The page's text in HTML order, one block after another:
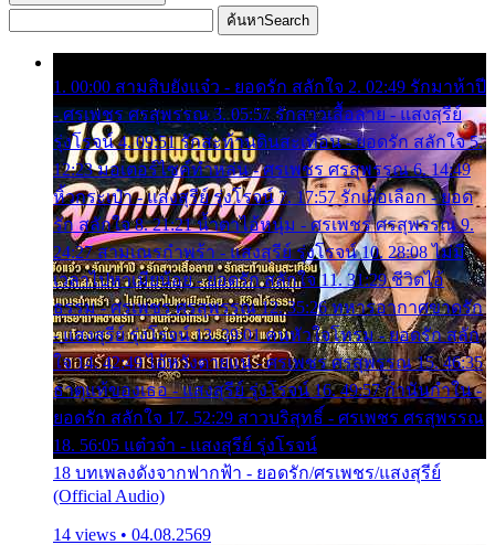
ค้นหาSearch
1. 00:00 สามสิบยังแจ๋ว - ยอดรัก สลักใจ 2. 02:49 รักมาห้าปี
- ศรเพชร ศรสุพรรณ 3. 05:57 รักสาวเสื้อลาย - แสงสุรีย์
รุ่งโรจน์ 4. 09:51 รักสะท้านดินสะเทือน - ยอดรัก สลักใจ 5.
12:23 มอเตอร์ไซค์ทำหล่น - ศรเพชร ศรสุพรรณ 6. 14:49
หิ้วกระเป๋า - แสงสุรีย์ รุ่งโรจน์ 7. 17:57 รักเผื่อเลือก - ยอด
รัก สลักใจ 8. 21:21 น้ำตาไอ้หนุ่ม - ศรเพชร ศรสุพรรณ 9.
24:27 สามเณรกำพร้า - แสงสุรีย์ รุ่งโรจน์ 10. 28:08 ไม่มี
เวลาไปหาเมียน้อย - ยอดรัก สลักใจ 11. 31:29 ชีวิตไอ้
ธรรม - ศรเพชร ศรสุพรรณ 12. 35:26 ทหารอากาศขาดรัก
- แสงสุรีย์ รุ่งโรจน์ 13. 39:01 คนหัวใจโทรม - ยอดรัก สลัก
ใจ 14. 42:49 ไอ้หวังตายแน่ - ศรเพชร ศรสุพรรณ 15. 46:35
ธาตุแท้ของเธอ - แสงสุรีย์ รุ่งโรจน์ 16. 49:57 กำนันกำใน -
ยอดรัก สลักใจ 17. 52:29 สาวบริสุทธิ์ - ศรเพชร ศรสุพรรณ
18. 56:05 แต๋วจ๋า - แสงสุรีย์ รุ่งโรจน์
18 บทเพลงดังจากฟากฟ้า - ยอดรัก/ศรเพชร/แสงสุรีย์
(Official Audio)
14 views • 04.08.2569